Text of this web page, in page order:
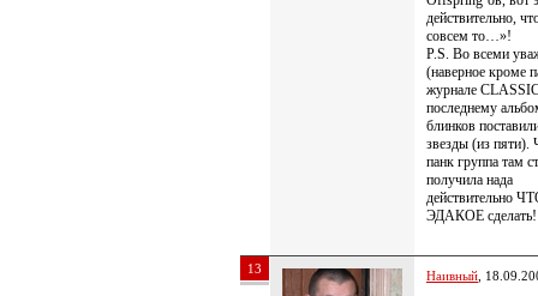
действительно,
совсем то…»!
P.S. Во всеми
(наверное кроме
журнале
последнему
блинков
звезды (из пяти).
панк группа там
получила нада
действительно
ЭДАКОЕ сделать!
13 Наивный ,